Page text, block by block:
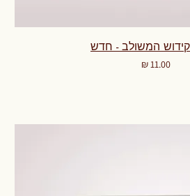
המשולב - חדש
מחיר